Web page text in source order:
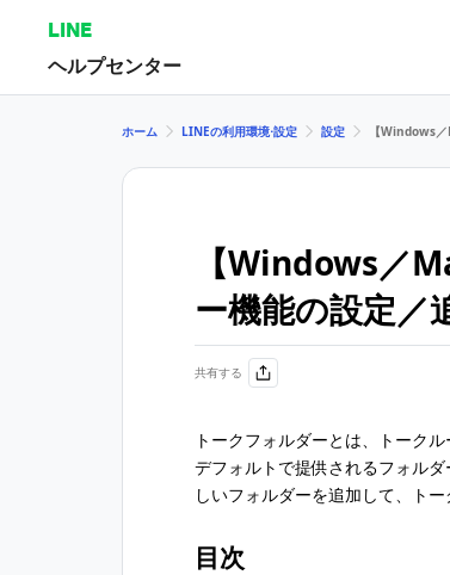
LINE
ヘルプセンター
ホーム LINEの利用環境⋅設定 設定 【Windows
【Windows／
ー機能の設定／
共有する
トークフォルダーとは、トーク
デフォルトで提供されるフォル
しいフォルダーを追加して、ト
目次